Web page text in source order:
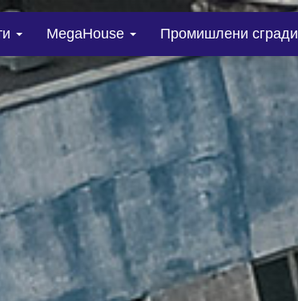
MegaHouse Промишлени сгради